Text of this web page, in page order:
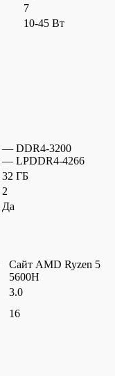
7
10-45 Вт
— DDR4-3200
— LPDDR4-4266
32 ГБ
2
Да
Сайт AMD Ryzen 5
5600H
3.0
16